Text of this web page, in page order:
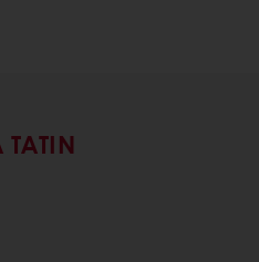
TATIN